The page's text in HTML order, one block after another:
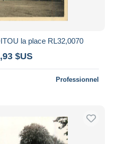
la place RL32,0070
$US
Professionnel